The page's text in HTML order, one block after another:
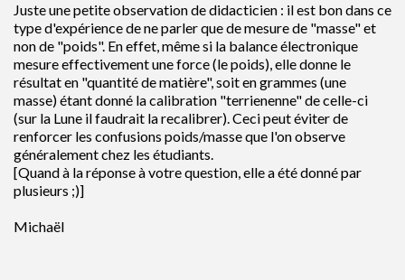
Juste une petite observation de didacticien : il est bon dans ce
type d'expérience de ne parler que de mesure de "masse" et
non de "poids". En effet, même si la balance électronique
mesure effectivement une force (le poids), elle donne le
résultat en "quantité de matière", soit en grammes (une
masse) étant donné la calibration "terrienenne" de celle-ci
(sur la Lune il faudrait la recalibrer). Ceci peut éviter de
renforcer les confusions poids/masse que l'on observe
généralement chez les étudiants.
[Quand à la réponse à votre question, elle a été donné par
plusieurs ;)]
Michaël